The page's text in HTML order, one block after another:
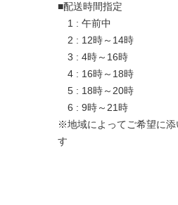
■配送時間指定
1 : 午前中
2 : 12時～14時
3 : 4時～16時
4 : 16時～18時
5 : 18時～20時
6 : 9時～21時
※地域によってご希望に添
す